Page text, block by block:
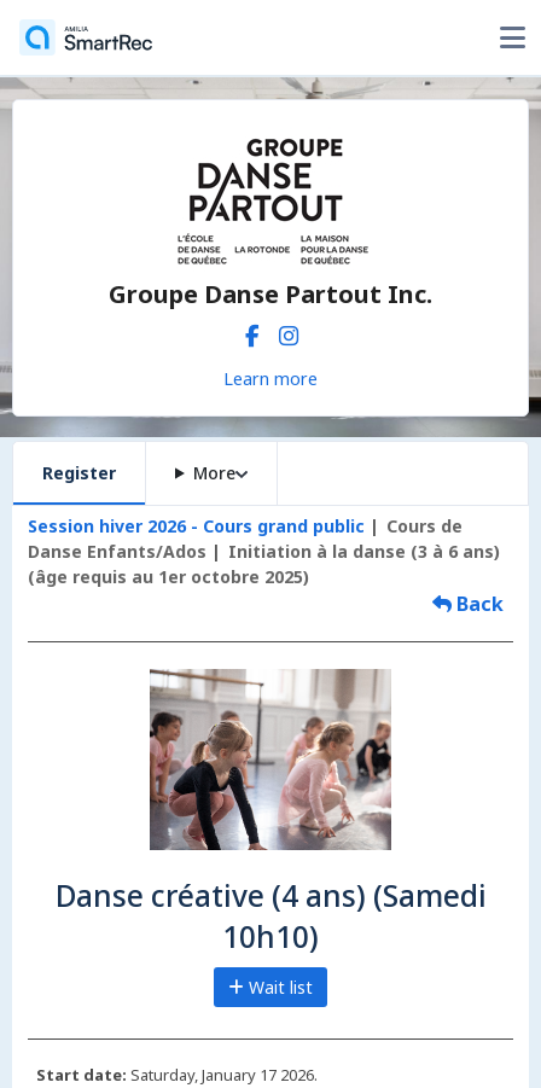
Groupe Danse Partout Inc.
Learn more
Register More
Session hiver 2026 - Cours grand public
Cours de
Danse Enfants/Ados
Initiation à la danse (3 à 6 ans)
(âge requis au 1er octobre 2025)
Back
Danse créative (4 ans) (Samedi
10h10)
Wait list
Start date: Saturday, January 17 2026.